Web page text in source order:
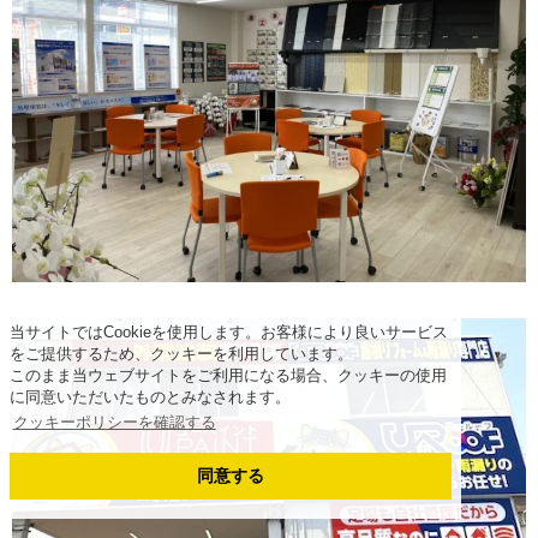
当サイトではCookieを使用します。お客様により良いサービス
をご提供するため、クッキーを利用しています。
このまま当ウェブサイトをご利用になる場合、クッキーの使用
に同意いただいたものとみなされます。
クッキーポリシーを確認する
同意する